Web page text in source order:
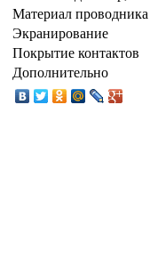
Материал проводника
Экранирование
Покрытие контактов
Дополнительно